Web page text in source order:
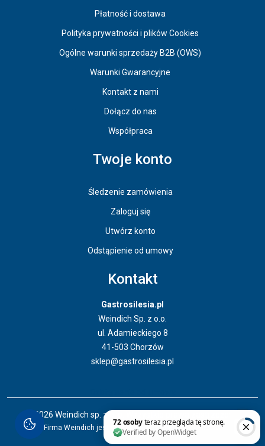
Płatność i dostawa
Polityka prywatności i plików Cookies
Ogólne warunki sprzedaży B2B (OWS)
Warunki Gwarancyjne
Kontakt z nami
Dołącz do nas
Współpraca
Twoje konto
Śledzenie zamówienia
Zaloguj się
Utwórz konto
Odstąpienie od umowy
Kontakt
Gastrosilesia.pl
Weindich Sp. z o.o.
ul. Adamieckiego 8
41-503 Chorzów
sklep@gastrosilesia.pl
© 2026 Weindich sp. z o. o. Wszystkie prawa zastrzeżone.
Firma Weindich jest właścicielem marki Gastrosilesia.